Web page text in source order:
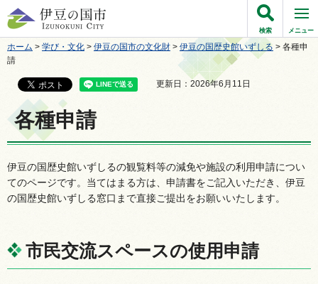
伊豆の国市
検索 メニュー
ホーム > 学び・文化 > 伊豆の国市の文化財 > 伊豆の国歴史館いずしる > 各種申
請
更新日：2026年6月11日
各種申請
伊豆の国歴史館いずしるの観覧料等の減免や施設の利用申請につい
てのページです。当てはまる方は、申請書をご記入いただき、伊豆
の国歴史館いずしる窓口まで直接ご提出をお願いいたします。
市民交流スペースの使用申請